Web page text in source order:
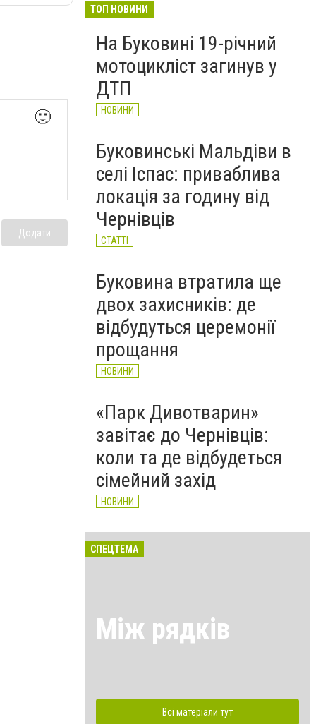
🙂
Додати
області обмежили рух
великовагового транспорту
НОВИНИ
ТОП НОВИНИ
На Буковині 19-річний
мотоцикліст загинув у
ДТП
НОВИНИ
Буковинські Мальдіви в
селі Іспас: приваблива
локація за годину від
Чернівців
СТАТТІ
Буковина втратила ще
двох захисників: де
відбудуться церемонії
прощання
НОВИНИ
«Парк Дивотварин»
завітає до Чернівців:
коли та де відбудеться
сімейний захід
НОВИНИ
СПЕЦТЕМА
Між рядків
Всі матеріали тут